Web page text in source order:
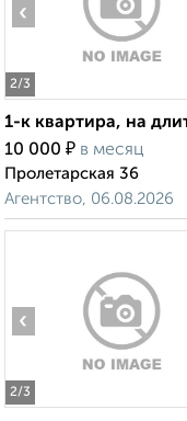
2/3
‹
1-к квартира, на
10 000 ₽ в месяц
Пролетарская 36
Агентство, 06.08.2026
2/3
‹